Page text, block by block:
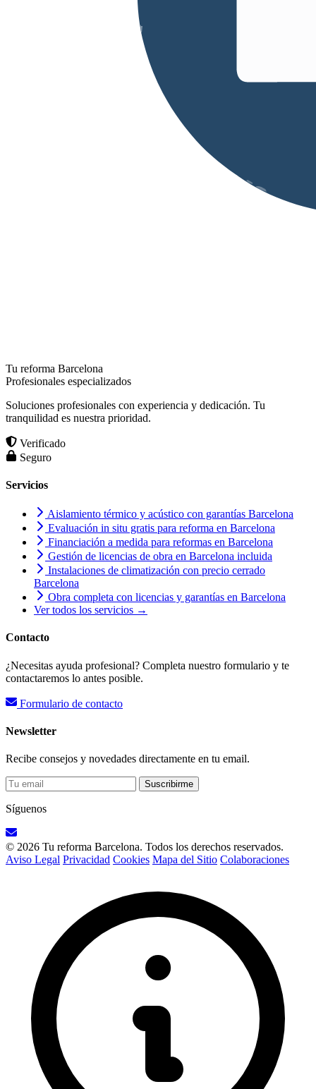
Tu reforma Barcelona
Profesionales especializados
Soluciones profesionales con experiencia y dedicación. Tu
tranquilidad es nuestra prioridad.
Verificado
Seguro
Servicios
Aislamiento térmico y acústico con garantías Barcelona
Evaluación in situ gratis para reforma en Barcelona
Financiación a medida para reformas en Barcelona
Gestión de licencias de obra en Barcelona incluida
Instalaciones de climatización con precio cerrado
Barcelona
Obra completa con licencias y garantías en Barcelona
Ver todos los servicios →
Contacto
¿Necesitas ayuda profesional? Completa nuestro formulario y te
contactaremos lo antes posible.
Formulario de contacto
Newsletter
Recibe consejos y novedades directamente en tu email.
Suscribirme
Síguenos
© 2026 Tu reforma Barcelona. Todos los derechos reservados.
Aviso Legal Privacidad Cookies Mapa del Sitio Colaboraciones